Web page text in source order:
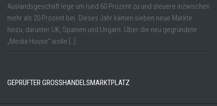
Auslandsgeschäft lege um rund 60 Prozent zu und steuere inzwischen
mehr als 20 Prozent bei. Dieses Jahr kämen sieben neue Märkte
hinzu, darunter UK, Spanien und Ungarn. Über die neu gegründete
„Media House“ wolle […]
GEPRÜFTER GROSSHANDELSMARKTPLATZ